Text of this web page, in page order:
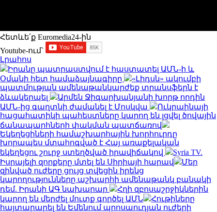
Հետևե՛ք Euromedia24-ին
Youtube-ում`
Լրահոս
Իրանը պատրաստվում է հաստատել ԱՄՆ-ի և
Օմանի հետ համաձայնագիրը
«Լիդսն» ակումբի
պատմության ամենաթանկարժեք տրանսֆերն է
ձևակերպել
Արմեն Ջիգարխանյանի խորթ որդին
ԱՄՆ-ից գաղտնի ժամանել է Մոսկվա
Ուկրաինայի
հացահատիկի պահեստները կարող են լցվել ծովային
ճանապարհների փակման պատճառով
Եկեղեցիների համաշխարհային խորհուրդը
խորապես մտահոգված է Հայ առաքելական
եկեղեցու շուրջ ստեղծված իրավիճակով
Syria TV.
Իսրայելի զորքերը մտել են Սիրիայի հարավ
Մեր
զինված ուժերը ցույց տվեցին իրենց
կարողությունները աշխարհի ամենաթանկ բանակի
դեմ. Իրանի ԱԳ նախարար
Հղի զբոսաշրջիկներին
կարող են մերժել մուտք գործել ԱՄՆ
Հութիները
հայտարարել են Եմենում պրոսաուդյան ուժերի